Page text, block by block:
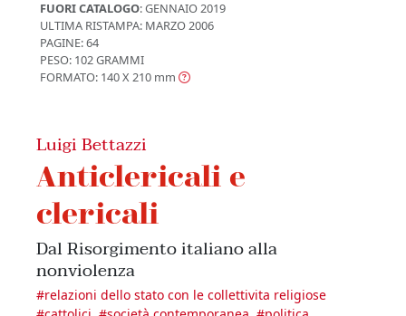
FUORI CATALOGO: GENNAIO 2019
ULTIMA RISTAMPA: MARZO 2006
PAGINE: 64
PESO: 102 GRAMMI
FORMATO: 140 X 210 mm
Luigi Bettazzi
Anticlericali e
clericali
Dal Risorgimento italiano alla
nonviolenza
#relazioni dello stato con le collettivita religiose